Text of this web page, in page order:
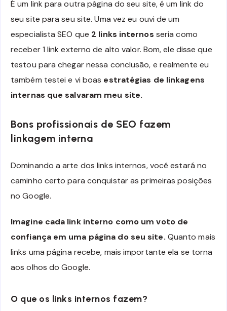
É um link para outra página do seu site, é um link do
seu site para seu site. Uma vez eu ouvi de um
especialista SEO que 2 links internos seria como
receber 1 link externo de alto valor. Bom, ele disse que
testou para chegar nessa conclusão, e realmente eu
também testei e vi boas estratégias de linkagens
internas que salvaram meu site.
Bons profissionais de SEO fazem
linkagem interna
Dominando a arte dos links internos, você estará no
caminho certo para conquistar as primeiras posições
no Google.
Imagine cada link interno como um voto de
confiança em uma página do seu site. Quanto mais
links uma página recebe, mais importante ela se torna
aos olhos do Google.
O que os links internos fazem?